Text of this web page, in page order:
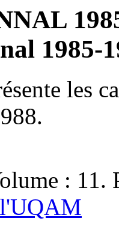
1985-
les
: 11.